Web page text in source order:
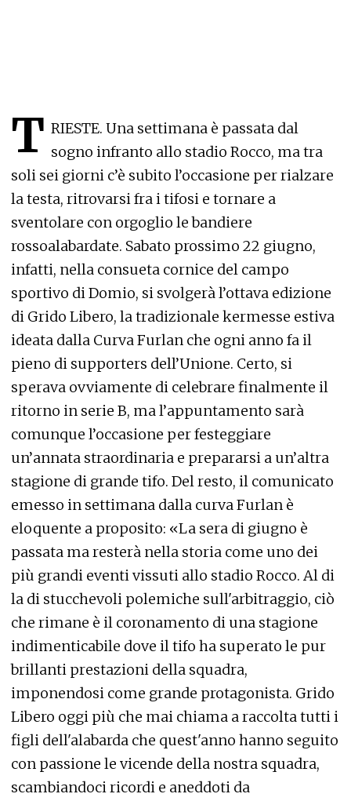
T RIESTE. Una settimana è passata dal
sogno infranto allo stadio Rocco, ma tra
soli sei giorni c’è subito l’occasione per rialzare
la testa, ritrovarsi fra i tifosi e tornare a
sventolare con orgoglio le bandiere
rossoalabardate. Sabato prossimo 22 giugno,
infatti, nella consueta cornice del campo
sportivo di Domio, si svolgerà l’ottava edizione
di Grido Libero, la tradizionale kermesse estiva
ideata dalla Curva Furlan che ogni anno fa il
pieno di supporters dell’Unione. Certo, si
sperava ovviamente di celebrare finalmente il
ritorno in serie B, ma l’appuntamento sarà
comunque l’occasione per festeggiare
un’annata straordinaria e prepararsi a un’altra
stagione di grande tifo. Del resto, il comunicato
emesso in settimana dalla curva Furlan è
eloquente a proposito: «La sera di giugno è
passata ma resterà nella storia come uno dei
più grandi eventi vissuti allo stadio Rocco. Al di
la di stucchevoli polemiche sull'arbitraggio, ciò
che rimane è il coronamento di una stagione
indimenticabile dove il tifo ha superato le pur
brillanti prestazioni della squadra,
imponendosi come grande protagonista. Grido
Libero oggi più che mai chiama a raccolta tutti i
figli dell'alabarda che quest'anno hanno seguito
con passione le vicende della nostra squadra,
scambiandoci ricordi e aneddoti da